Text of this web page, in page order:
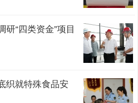
研“四类资金”项目
织就特殊食品安